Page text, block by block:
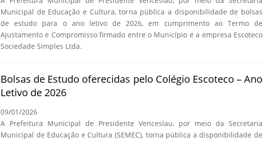
Municipal de Educação e Cultura, torna pública a disponibilidade de bolsas
de estudo para o ano letivo de 2026, em cumprimento ao Termo de
Ajustamento e Compromisso firmado entre o Município e a empresa Escoteco
Sociedade Simples Ltda.
Bolsas de Estudo oferecidas pelo Colégio Escoteco – Ano
Letivo de 2026
09/01/2026
A Prefeitura Municipal de Presidente Venceslau, por meio da Secretaria
Municipal de Educação e Cultura (SEMEC), torna pública a disponibilidade de